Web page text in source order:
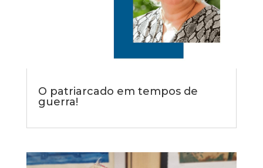
O patriarcado em tempos de
guerra!